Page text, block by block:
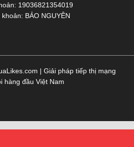
19036821354019
khoản: BẢO NGUYÊN
| Giải pháp tiếp thị mạng
hàng đầu Việt Nam